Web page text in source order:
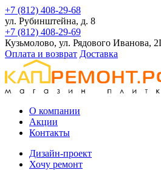
+7 (812) 408-29-68
ул. Рубинштейна, д. 8
+7 (812) 408-29-69
Кузьмолово, ул. Рядового Иванова,
Оплата и возврат Доставка
О компании
Акции
Контакты
Дизайн-проект
Хочу ремонт